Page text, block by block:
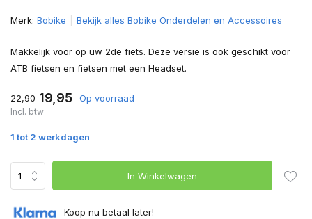
Merk: Bobike Bekijk alles Bobike Onderdelen en Accessoires
Makkelijk voor op uw 2de fiets. Deze versie is ook geschikt voor
ATB fietsen en fietsen met een Headset.
22,90 19,95 Op voorraad
Incl. btw
1 tot 2 werkdagen
In Winkelwagen
Koop nu betaal later!